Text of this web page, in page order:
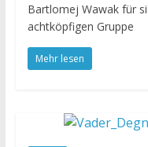
Bartlomej Wawak für
achtköpfigen Gruppe
Mehr lesen